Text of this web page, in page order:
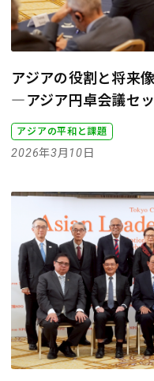
アジアの役割と将来像
―アジア円卓会議セ
アジアの平和と課題
2026年3月10日